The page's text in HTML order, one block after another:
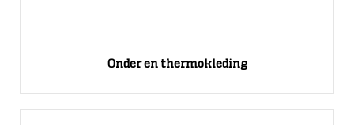
Onder en thermokleding